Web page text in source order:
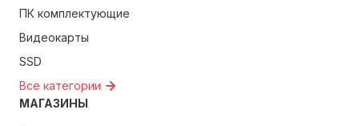
пенсионеров.
ПК комплектующие
Видеокарты
SSD
Все категории
МАГАЗИНЫ